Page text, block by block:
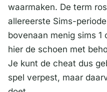
waarmaken. De term
allereerste Sims-
bovenaan menig sims
hier de schoen met
Je kunt de cheat dus
spel verpest, maar